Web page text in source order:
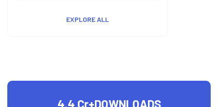
EXPLORE ALL
4.4 Cr+DOWNLOADS